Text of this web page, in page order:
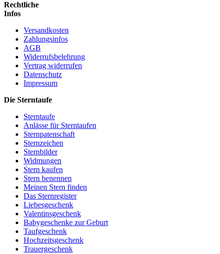
Rechtliche
Infos
Versandkosten
Zahlungsinfos
AGB
Widerrufsbelehrung
Vertrag widerrufen
Datenschutz
Impressum
Die Sterntaufe
Sterntaufe
Anlässe für Sterntaufen
Sternpatenschaft
Sternzeichen
Sternbilder
Widmungen
Stern kaufen
Stern benennen
Meinen Stern finden
Das Sternregister
Liebesgeschenk
Valentinsgeschenk
Babygeschenke zur Geburt
Taufgeschenk
Hochzeitsgeschenk
Trauergeschenk